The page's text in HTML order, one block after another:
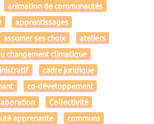
animation de communautés
apprentissages
assumer ses choix
ateliers
changement climatique
cadre juridique
co-développement
Collectivité
apprenante
communs